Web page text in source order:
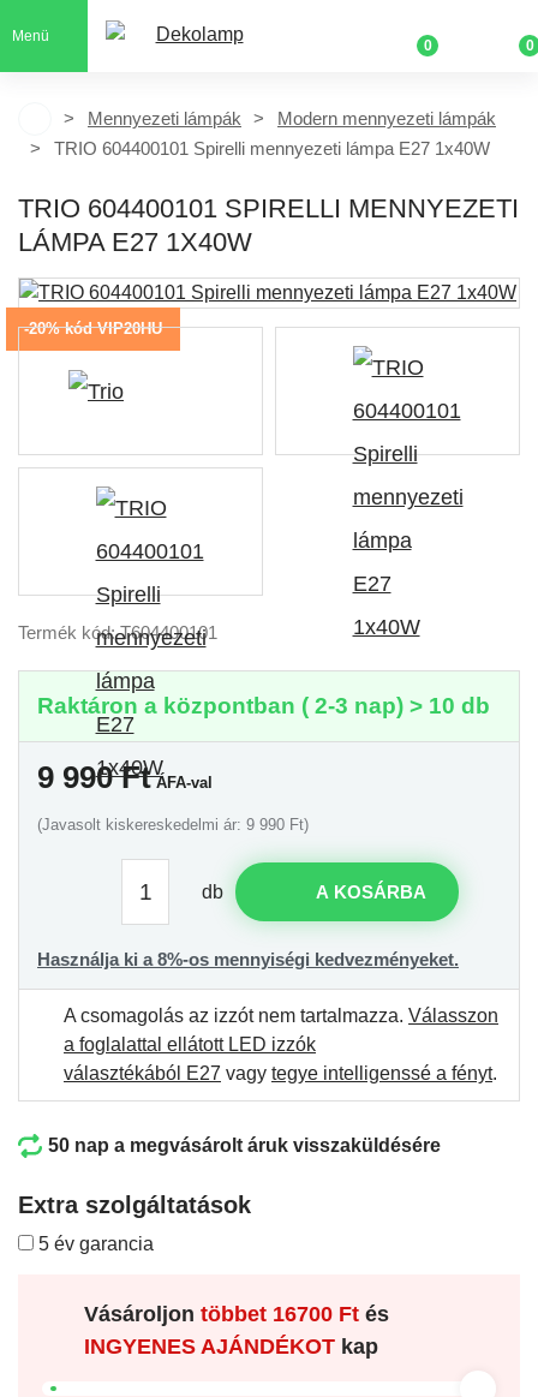
Menü
0 0
Mennyezeti lámpák
Modern mennyezeti lámpák
TRIO 604400101 Spirelli mennyezeti lámpa E27 1x40W
TRIO 604400101 SPIRELLI MENNYEZETI
LÁMPA E27 1X40W
-20% kód VIP20HU
Termék kód: T604400101
Raktáron a központban ( 2-3 nap) > 10 db
9 990FtÁFA-val
(Javasolt kiskereskedelmi ár: 9 990 Ft)
db A KOSÁRBA
Használja ki a 8%-os mennyiségi kedvezményeket.
A csomagolás az izzót nem tartalmazza. Válasszon
a foglalattal ellátott LED izzók
választékából E27 vagy tegye intelligenssé a fényt.
50 nap a megvásárolt áruk visszaküldésére
Extra szolgáltatások
5 év garancia
Vásároljon többet16700 Ftés
INGYENES AJÁNDÉKOTkap